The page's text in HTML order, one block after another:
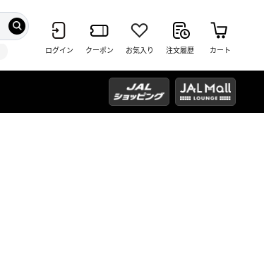
ログイン クーポン お気入り 注文履歴 カート